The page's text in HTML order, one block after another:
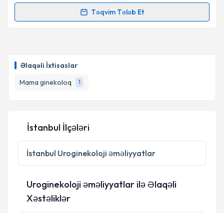
Əlaqəli İxtisaslar
Mama ginekoloq
1
Təqvim Tələb Et
Randevu Təqvimi Tələbi
randevu təqvimi tələbi yaradın. Bu mütəxəssisdən
randevu ala biləcəyiniz təqvim hazır olduqda e-poçt
ilə məlumatlandırılacaqsınız.
E-poçt Ünvanınız
Şəxsi məlumatlarımın emal edilməsinə dair
Aydınlatma Mətnini oxudum və şəxsi
edilməsinə razılıq verirəm.
İstanbul İlçələri
İstanbul Uroginekoloji əməliyyatlar
Uroginekoloji əməliyyatlar ilə Əlaqəli
Xəstəliklər